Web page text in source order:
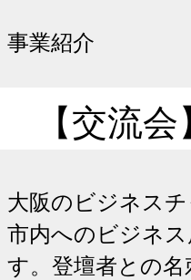
事業紹介
【交流会
大阪のビジネス
市内へのビジネ
す。登壇者との